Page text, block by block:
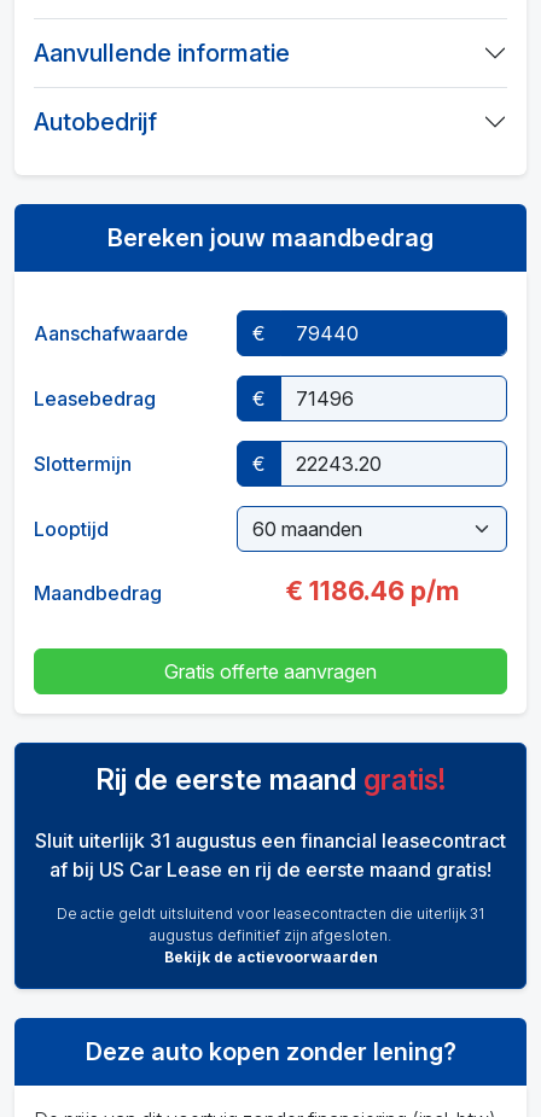
Aanvullende informatie
Autobedrijf
Bereken jouw maandbedrag
Aanschafwaarde €
Leasebedrag €
Slottermijn €
Looptijd
Maandbedrag € 1186.46p/m
Gratis offerte aanvragen
Rij de eerste maand gratis!
Sluit uiterlijk 31 augustus een financial leasecontract
af bij US Car Lease en rij de eerste maand gratis!
De actie geldt uitsluitend voor leasecontracten die uiterlijk 31
augustus definitief zijn afgesloten.
Bekijk de actievoorwaarden
Deze auto kopen zonder lening?